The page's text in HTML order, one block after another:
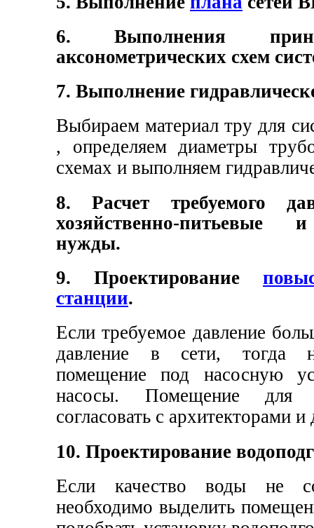
6. Выполнения
аксонометрических схем
7. Выполнение
Выбираем материал тру для
, определяем диаметры
схемах и выполняем
8. Расчет требуемого
хозяйственно-питьевые
нужды.
9. Проектирование
станции.
Если требуемое давление
давление в сети, тогда
помещение под насосную
насосы. Помещение для
согласовать с архитекторами
10. Проектирование
Если качество воды не
необходимо выделить